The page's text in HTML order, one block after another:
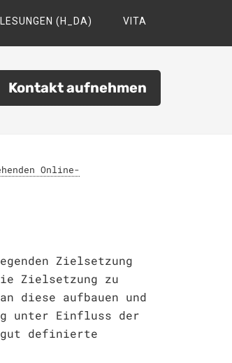
(H_DA) VITA
Kontakt aufnehmen
Online-
Zielsetzung
Zielsetzung zu
diese aufbauen und
unter Einfluss der
gut definierte